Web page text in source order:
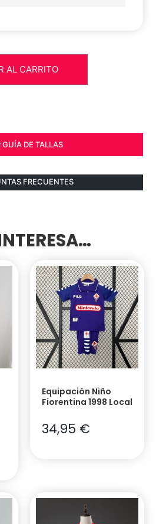
AL CARRITO
GUÍA DE TALLAS
FRECUENTES
Equipación Niño
Fiorentina 1998 Local
34,95 €